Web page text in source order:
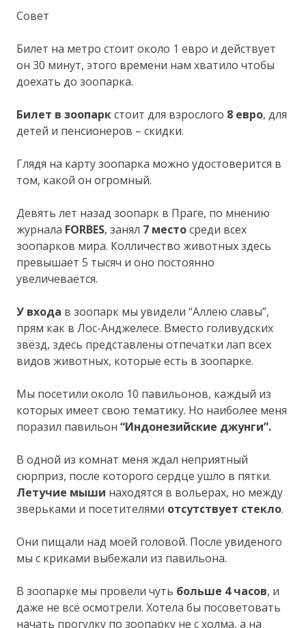
Совет
Билет на метро стоит около 1 евро и действует
он 30 минут, этого времени нам хватило чтобы
доехать до зоопарка.
Билет в зоопаркстоит для взрослого 8 евро, для
детей и пенсионеров – скидки.
Глядя на карту зоопарка можно удостоверится в
том, какой он огромный.
Девять лет назад зоопарк в Праге, по мнению
журнала FORBES, занял 7 местосреди всех
зоопарков мира. Колличество животных здесь
превышает 5 тысяч и оно постоянно
увеличевается.
У входа в зоопарк мы увидели “Аллею славы”,
прям как в Лос-Анджелесе. Вместо голивудских
звёзд, здесь представлены отпечатки лап всех
видов животных, которые есть в зоопарке.
Мы посетили около 10 павильонов, каждый из
которых имеет свою тематику. Но наиболее меня
поразил павильон“Индонезийские джунги”.
В одной из комнат меня ждал неприятный
сюрприз, после которого сердце ушло в пятки.
Летучие мыши находятся в вольерах, но между
зверьками и посетителями отсутствует стекло.
Они пищали над моёй головой. После увиденого
мы с криками выбежали из павильона.
В зоопарке мы провели чуть больше 4 часов, и
даже не всё осмотрели. Хотела бы посоветовать
начать прогулку по зоопарку не с холма, а на